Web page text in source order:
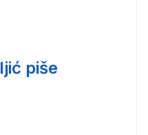
piše